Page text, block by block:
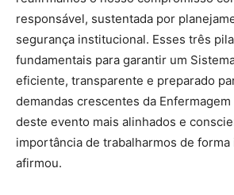
responsável, sustentada por
segurança institucional. Esses três
fundamentais para garantir um
eficiente, transparente e preparado
demandas crescentes da
deste evento mais alinhados e
importância de trabalharmos de forma
afirmou.